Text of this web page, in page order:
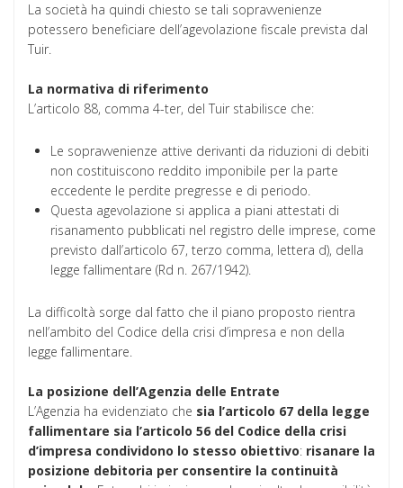
La società ha quindi chiesto se tali sopravvenienze
potessero beneficiare dell’agevolazione fiscale prevista dal
Tuir.
La normativa di riferimento
L’articolo 88, comma 4-ter, del Tuir stabilisce che:
Le sopravvenienze attive derivanti da riduzioni di debiti
non costituiscono reddito imponibile per la parte
eccedente le perdite pregresse e di periodo.
Questa agevolazione si applica a piani attestati di
risanamento pubblicati nel registro delle imprese, come
previsto dall’articolo 67, terzo comma, lettera d), della
legge fallimentare (Rd n. 267/1942).
La difficoltà sorge dal fatto che il piano proposto rientra
nell’ambito del Codice della crisi d’impresa e non della
legge fallimentare.
La posizione dell’Agenzia delle Entrate
L’Agenzia ha evidenziato che sia l’articolo 67 della legge
fallimentare sia l’articolo 56 del Codice della crisi
d’impresa condividono lo stesso obiettivo: risanare la
posizione debitoria per consentire la continuità